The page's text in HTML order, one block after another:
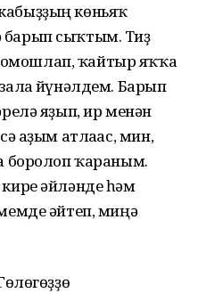
көньяҡ
барып сыҡтым. Тиҙ
ҡайтыр яҡҡа
йүнәлдем. Барып
яҙып, ир менән
аҙым атлағас, мин,
боролоп ҡараным.
әйләнде һәм
әйтеп, миңә